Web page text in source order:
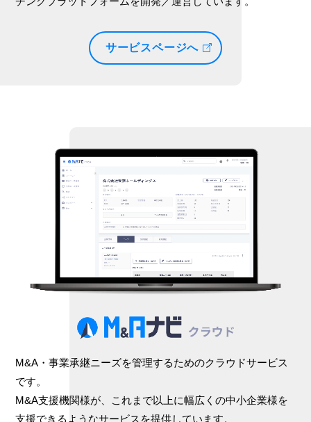
サービスページへ
M&A・事業承継ニーズを管理するためのクラウドサービス
です。
M&A支援機関様が、これまで以上に幅広くの中小企業様を
支援できるようなサービスを提供しています。